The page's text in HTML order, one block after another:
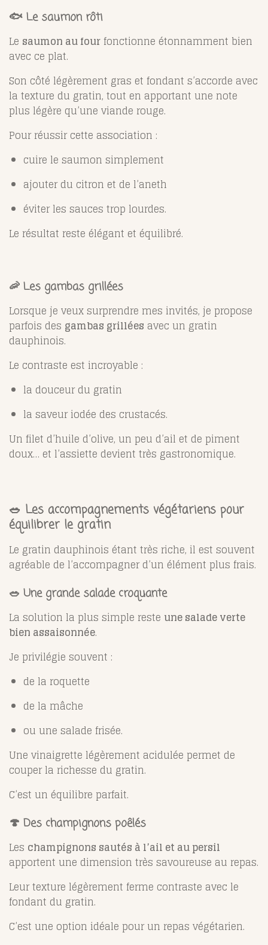
🐟 Le saumon rôti
Le saumon au fourfonctionne étonnamment bien
avec ce plat.
Son côté légèrement gras et fondant s’accorde avec
la texture du gratin, tout en apportant une note
plus légère qu’une viande rouge.
Pour réussir cette association :
cuire le saumon simplement
ajouter du citron et de l’aneth
éviter les sauces trop lourdes.
Le résultat reste élégant et équilibré.
🦐 Les gambas grillées
Lorsque je veux surprendre mes invités, je propose
parfois des gambas grillées avec un gratin
dauphinois.
Le contraste est incroyable :
la douceur du gratin
la saveur iodée des crustacés.
Un filet d’huile d’olive, un peu d’ail et de piment
doux… et l’assiette devient très gastronomique.
🥗 Les accompagnements végétariens pour
équilibrer le gratin
Le gratin dauphinois étant très riche, il est souvent
agréable de l’accompagner d’un élément plus frais.
🥗 Une grande salade croquante
La solution la plus simple reste une salade verte
bien assaisonnée.
Je privilégie souvent :
de la roquette
de la mâche
ou une salade frisée.
Une vinaigrette légèrement acidulée permet de
couper la richesse du gratin.
C’est un équilibre parfait.
🍄 Des champignons poêlés
Les champignons sautés à l’ail et au persil
apportent une dimension très savoureuse au repas.
Leur texture légèrement ferme contraste avec le
fondant du gratin.
C’est une option idéale pour un repas végétarien.